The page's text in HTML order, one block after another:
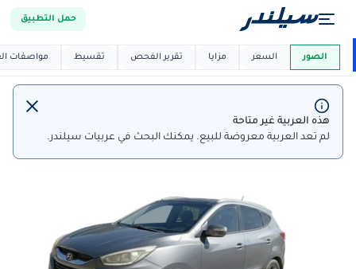
حمل التطبيق
العربية دي ماركت
هذه العربية غير متاحة
لم تعد العربية معروضة للبيع. يمكنك البحث في عربيات سيلندر.
الصور السعر مزايا تقرير الفحص تقسيط مواصفات